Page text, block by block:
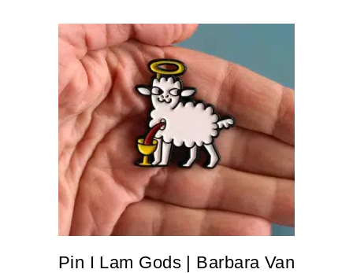
Pin I Lam Gods | Barbara Van